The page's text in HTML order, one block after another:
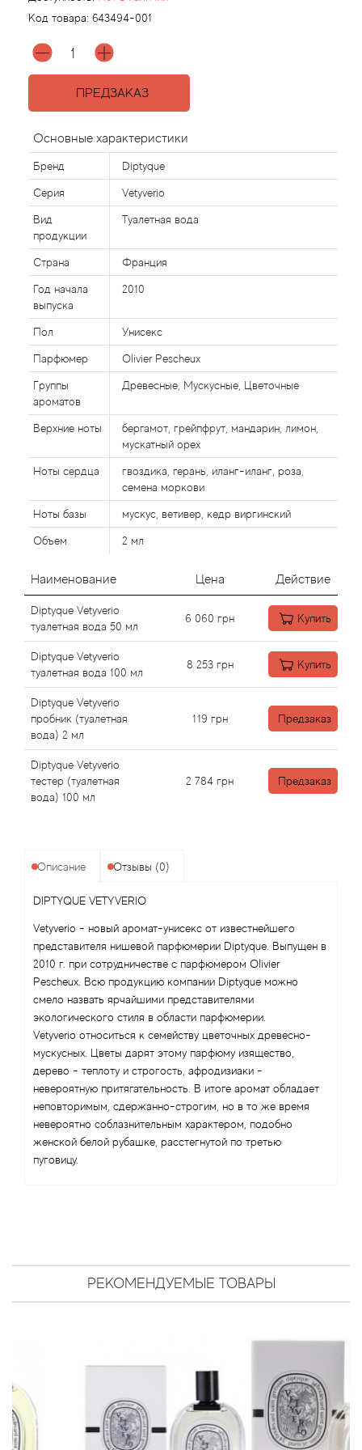
Код товара: 643494-001
ПРЕДЗАКАЗ
Основные характеристики
Бренд Diptyque
Серия Vetyverio
Вид
продукции
Туалетная вода
Страна Франция
Год начала
выпуска
2010
Пол Унисекс
Парфюмер Olivier Pescheux
Группы
ароматов
Древесные, Мускусные, Цветочные
Верхние ноты
бергамот, грейпфрут, мандарин, лимон,
мускатный орех
Ноты сердца
гвоздика, герань, иланг-иланг, роза,
семена моркови
Ноты базы мускус, ветивер, кедр виргинский
Объем 2 мл
Наименование Цена Действие
Diptyque Vetyverio
туалетная вода 50 мл
6 060 грн Купить
Diptyque Vetyverio
туалетная вода 100 мл
8 253 грн Купить
Diptyque Vetyverio
пробник (туалетная
вода) 2 мл
119 грн Предзаказ
Diptyque Vetyverio
тестер (туалетная
вода) 100 мл
2 784 грн Предзаказ
Описание Отзывы (0)
DIPTYQUE VETYVERIO
Vetyverio - новый аромат-унисекс от известнейшего
представителя нишевой парфюмерии Diptyque. Выпущен в
2010 г. при сотрудничестве с парфюмером Olivier
Pescheux. Всю продукцию компании Diptyque можно
смело назвать ярчайшими представителями
экологического стиля в области парфюмерии.
Vetyverio относиться к семейству цветочных древесно-
мускусных. Цветы дарят этому парфюму изящество,
дерево - теплоту и строгость, афродизиаки -
невероятную притягательность. В итоге аромат обладает
неповторимым, сдержанно-строгим, но в то же время
невероятно соблазнительным характером, подобно
женской белой рубашке, расстегнутой по третью
пуговицу.
РЕКОМЕНДУЕМЫЕ ТОВАРЫ
Agonist
Aigner
Ajmal
Al Haramain
Al Jazeera
Alaia Paris
Alexander McQueen
Alexandre Barthet
Alexandre J
Alyssa Ashley
Amouage
Amouroud
Andre L'Arom
Angel Schlesser
Anima Mundi
Anna Sui
Annick Goutal
Antonia's Flowers
Antonio Banderas
Antonio Puig
Antonio Visconti
Aquolina
Ariana Grande
Arrogance